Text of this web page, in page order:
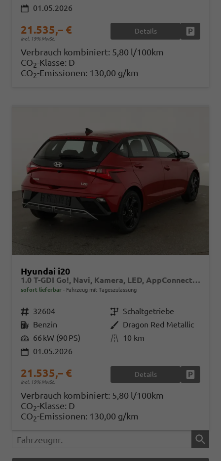
01.05.2026
21.535,– €
incl. 19% MwSt.
Details
Verbrauch kombiniert: 5,80 l/100km
CO2-Klasse: D
CO2-Emissionen: 130,00 g/km
Hyundai i20
1.0 T-GDI Go!, Navi, Kamera, LED, AppConnect, Winter, 16-Zoll, sofort
sofort lieferbar Fahrzeug mit Tageszulassung
Fahrzeugnr. 32604 GetriebeSchaltgetriebe
Kraftstoff Benzin AußenfarbeDragon Red Metallic
Leistung 66 kW (90 PS) Kilometerstand 10 km
01.05.2026
21.535,– €
incl. 19% MwSt.
Details
Verbrauch kombiniert: 5,80 l/100km
CO2-Klasse: D
CO2-Emissionen: 130,00 g/km
Fahrzeugnr.